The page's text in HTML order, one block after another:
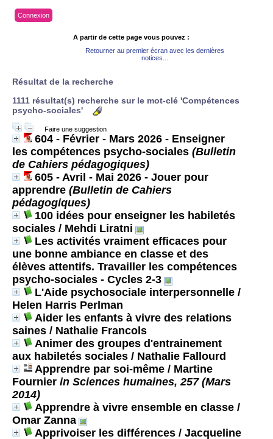
Connexion
A partir de cette page vous pouvez :
Retourner au premier écran avec les dernières
notices...
Résultat de la recherche
1111 résultat(s) recherche sur le mot-clé 'Compétences
psycho-sociales'
Faire une suggestion
604 - Février - Mars 2026 - Enseigner
les compétences psycho-sociales (Bulletin
de Cahiers pédagogiques)
605 - Avril - Mai 2026 - Jouer pour
apprendre (Bulletin de Cahiers
pédagogiques)
100 idées pour enseigner les habiletés
sociales / Mehdi Liratni
Les activités vraiment efficaces pour
une bonne ambiance en classe et des
élèves attentifs. Travailler les compétences
psycho-sociales - Cycles 2-3
L'Aide psychosociale interpersonnelle /
Helen Harris Perlman
Aider les enfants à vivre des relations
saines / Nathalie Francols
Animer des groupes d'entrainement
aux habiletés sociales / Nathalie Fallourd
Apprendre par soi-même / Martine
Fournier in Sciences humaines, 257 (Mars
2014)
Apprendre à vivre ensemble en classe /
Omar Zanna
Apprivoiser les différences / Jacqueline